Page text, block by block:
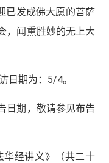
已发成佛大愿的菩萨
，闻熏胜妙的无上大
日期为：5/4。
日期，敬请参见布告
华经讲义》（共二十